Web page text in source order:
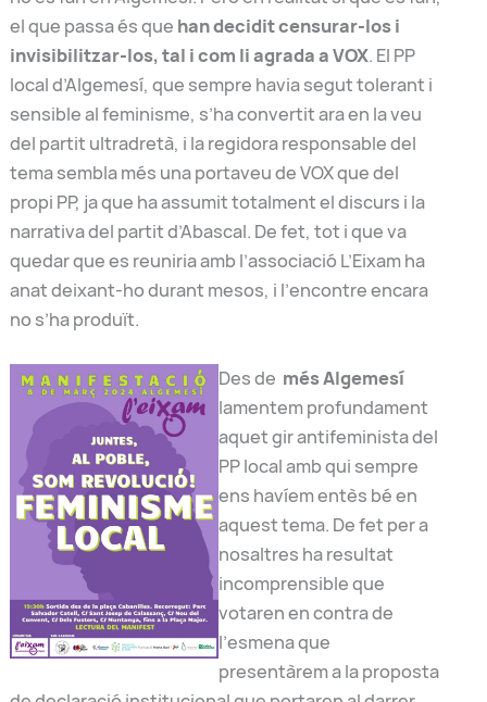
el que passa és que han decidit censurar-los i
invisibilitzar-los, tal i com li agrada a VOX. El PP
local d’Algemesí, que sempre havia segut tolerant i
sensible al feminisme, s’ha convertit ara en la veu
del partit ultradretà, i la regidora responsable del
tema sembla més una portaveu de VOX que del
propi PP, ja que ha assumit totalment el discurs i la
narrativa del partit d’Abascal. De fet, tot i que va
quedar que es reuniria amb l’associació L’Eixam ha
anat deixant-ho durant mesos, i l’encontre encara
no s’ha produït.
Des de mésAlgemesí
lamentem profundament
aquet gir antifeminista del
PP local amb qui sempre
ens havíem entès bé en
aquest tema. De fet per a
nosaltres ha resultat
incomprensible que
votaren en contra de
l’esmena que
presentàrem a la proposta